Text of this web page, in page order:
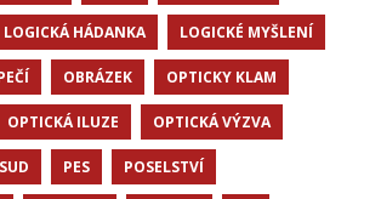
LOGICKÁ HÁDANKA LOGICKÉ MYŠLENÍ
OBRÁZEK OPTICKY KLAM
OPTICKÁ ILUZE OPTICKÁ VÝZVA
PES POSELSTVÍ